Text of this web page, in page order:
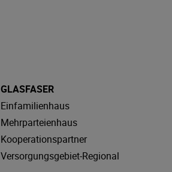
GLASFASER
Einfamilienhaus
Mehrparteienhaus
Kooperationspartner
Versorgungsgebiet-Regional